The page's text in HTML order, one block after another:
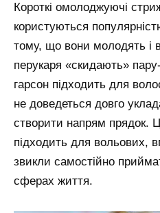
Короткі омолоджуючі
користуються
тому, що вони молодять і
перукаря «скидають»
гарсон підходить для
не доведеться довго
створити напрям прядок.
підходить для вольових,
звикли самостійно
сферах життя.